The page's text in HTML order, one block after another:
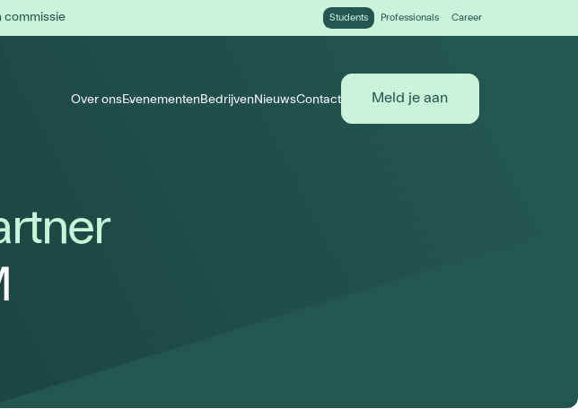
commissie Students Professionals Career
Over onsEvenementenBedrijvenNieuwsContact Meld je aan